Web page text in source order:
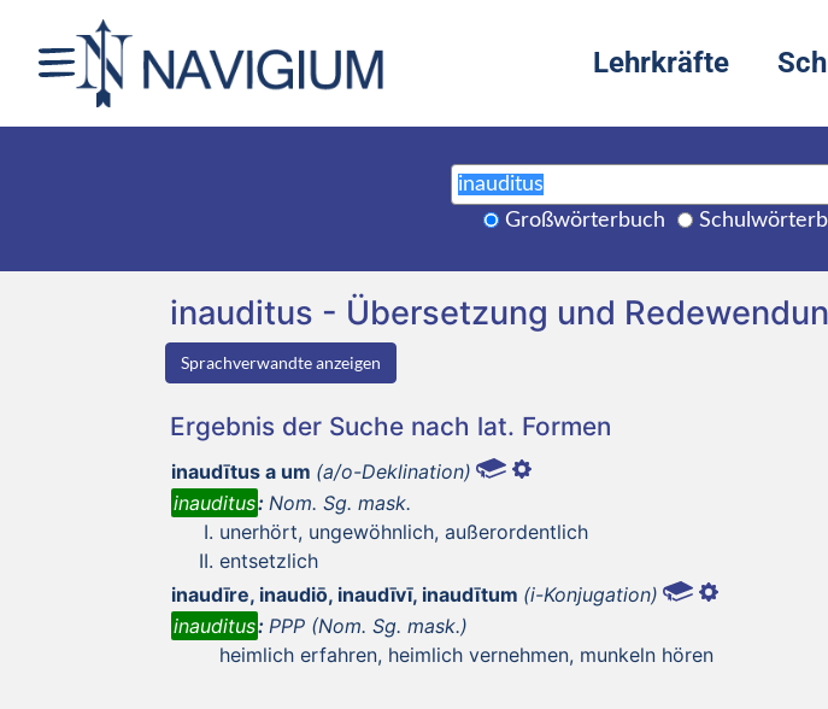
Lehrkräfte
Großwörterbuch
inauditus - Übersetzung und
Sprachverwandte anzeigen
Ergebnis der Suche nach lat. Formen
inaudītus a um (a/o-Deklination)
inauditus: Nom. Sg. mask.
unerhört, ungewöhnlich, außerordentlich
entsetzlich
inaudīre, inaudiō, inaudīvī, inaudītum (i-Konjugation)
inauditus: PPP (Nom. Sg. mask.)
heimlich erfahren, heimlich vernehmen, munkeln hören